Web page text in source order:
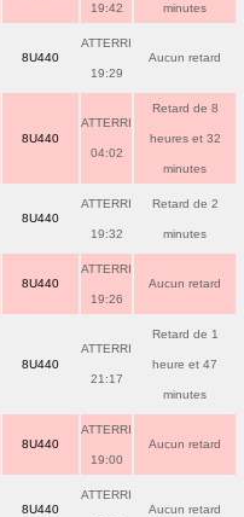
19:42 minutes
8U440
ATTERRI
19:29
Aucun retard
8U440
ATTERRI
04:02
Retard de 8
heures et 32
minutes
8U440
ATTERRI
19:32
Retard de 2
minutes
8U440
ATTERRI
19:26
Aucun retard
8U440
ATTERRI
21:17
Retard de 1
heure et 47
minutes
8U440
ATTERRI
19:00
Aucun retard
8U440
ATTERRI
Aucun retard